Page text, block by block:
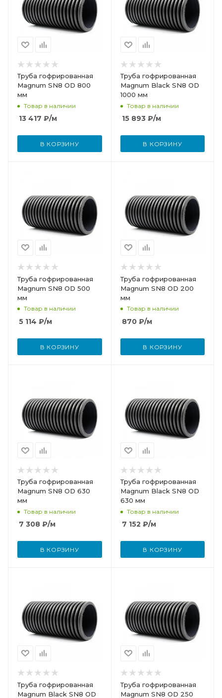
Труба гофрированная
Magnum SN8 OD 800
мм
Товар в наличии
13 417 ₽/м
В КОРЗИНУ
Труба гофрированная
Magnum Black SN8 OD
1000 мм
Товар в наличии
15 893₽/м
В КОРЗИНУ
Труба гофрированная
Magnum SN8 OD 500
мм
Товар в наличии
5 114 ₽/м
В КОРЗИНУ
Труба гофрированная
Magnum SN8 OD 200
мм
Товар в наличии
870₽/м
В КОРЗИНУ
Труба гофрированная
Magnum SN8 OD 630
мм
Товар в наличии
7 308 ₽/м
В КОРЗИНУ
Труба гофрированная
Magnum Black SN8 OD
630 мм
Товар в наличии
7 152 ₽/м
В КОРЗИНУ
Труба гофрированная
Magnum Black SN8 OD
Труба гофрированная
Magnum SN8 OD 250